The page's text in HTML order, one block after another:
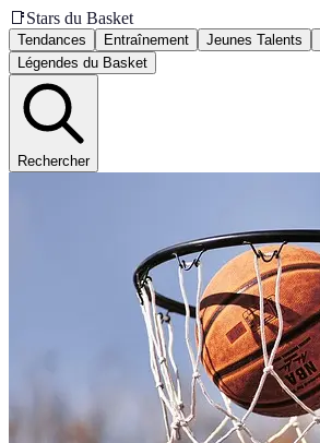
📑Stars du Basket
Tendances Entraînement Jeunes Talents
Légendes du Basket
Rechercher